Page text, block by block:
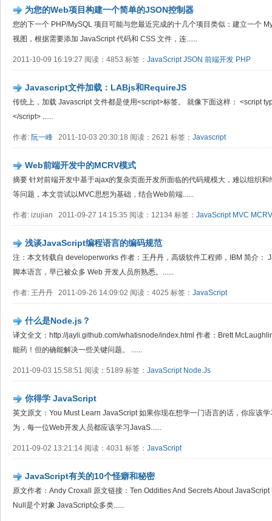
为您的Web项目构建一个简单的JSON控制器
您的下一个 PHP/MySQL 项目可能与您最近完成的十几个项目类似：建立一个
视图，根据需要添加 JavaScript 代码和 CSS 文件，连......
2011-10-09 16:19:27 阅读：4853 标签： JavaScript JSON 前端开发 PHP
Javascript文件加载：LABjs和RequireJS
传统上，加载 Javascript 文件都是使用<script>标签。 就像下面这样： <script
</script> ......
作者: 阮一峰 2011-10-03 20:30:18 阅读：2621 标签： Javascript
Web前端开发中的MCRV模式
摘要 针对前端开发中基于ajax的复杂页面开发所面临的代码规模大，难以组织
等问题，本文尝试以MVC思想为基础，结合Web前端......
作者: izujian 2011-09-27 14:15:35 阅读：12134 标签： JavaScript MVC MCRV
浅谈JavaScript编程语言的编码规范
注：本文转载自 developerworks 作者：王丹丹，高级软件工程师，IBM 简介：
脚本语言，早已被众多 Web 开发人员所熟悉。......
作者: 王丹丹 2011-09-26 14:09:02 阅读：4025 标签： JavaScript
什么是Node.js？
译文全文：http://jayli.github.com/whatisnode/index.html 作者：Brett
能药！但的确能解决一些关键问题。 ......
2011-09-03 15:58:51 阅读：5189 标签： JavaScript Node.Js
你得学 JavaScript
英文原文：You Must Learn JavaScript 如果你现在想学一门语言的话，你应该
为，每一位Web开发人员都应该学习JavaS......
2011-09-02 13:21:14 阅读：4031 标签： JavaScript
JavaScript有关的10个怪癖和秘密
原文作者：Andy Croxall 原文链接：Ten Oddities And Secrets About
Null是个对象 JavaScript众多类......